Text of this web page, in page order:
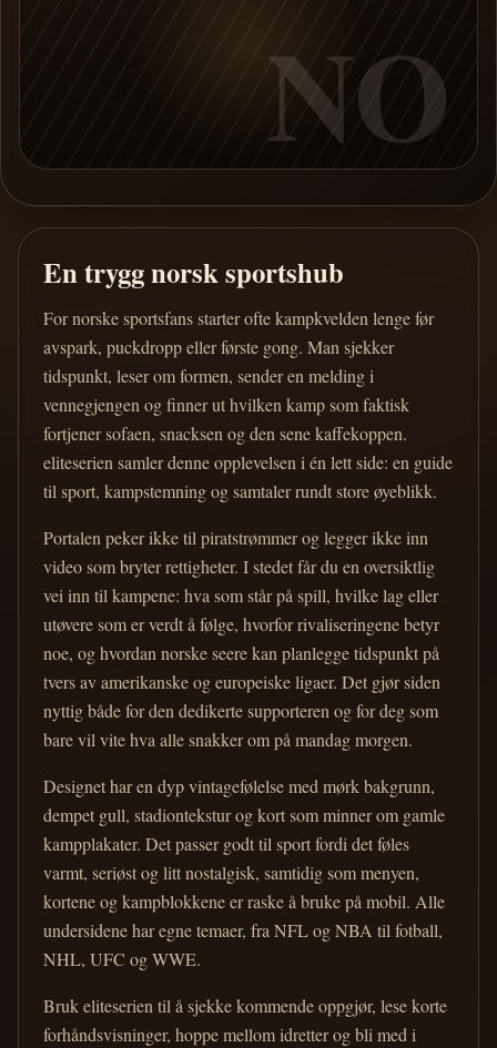
NO
En trygg norsk sportshub
For norske sportsfans starter ofte kampkvelden lenge før
avspark, puckdropp eller første gong. Man sjekker
tidspunkt, leser om formen, sender en melding i
vennegjengen og finner ut hvilken kamp som faktisk
fortjener sofaen, snacksen og den sene kaffekoppen.
eliteserien samler denne opplevelsen i én lett side: en guide
til sport, kampstemning og samtaler rundt store øyeblikk.
Portalen peker ikke til piratstrømmer og legger ikke inn
video som bryter rettigheter. I stedet får du en oversiktlig
vei inn til kampene: hva som står på spill, hvilke lag eller
utøvere som er verdt å følge, hvorfor rivaliseringene betyr
noe, og hvordan norske seere kan planlegge tidspunkt på
tvers av amerikanske og europeiske ligaer. Det gjør siden
nyttig både for den dedikerte supporteren og for deg som
bare vil vite hva alle snakker om på mandag morgen.
Designet har en dyp vintagefølelse med mørk bakgrunn,
dempet gull, stadiontekstur og kort som minner om gamle
kampplakater. Det passer godt til sport fordi det føles
varmt, seriøst og litt nostalgisk, samtidig som menyen,
kortene og kampblokkene er raske å bruke på mobil. Alle
undersidene har egne temaer, fra NFL og NBA til fotball,
NHL, UFC og WWE.
Bruk eliteserien til å sjekke kommende oppgjør, lese korte
forhåndsvisninger, hoppe mellom idretter og bli med i